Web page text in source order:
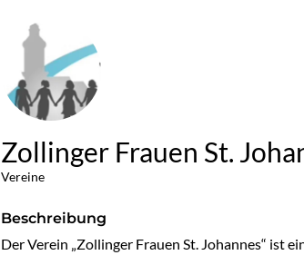
Zollinger Frauen St.
Vereine
Beschreibung
Der Verein „Zollinger Frauen St. Johannes“ ist